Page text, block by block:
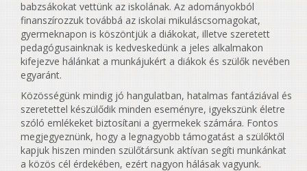
babzsákokat vettünk az iskolának. Az adományokból
finanszírozzuk továbbá az iskolai mikuláscsomagokat,
gyermeknapon is köszöntjük a diákokat, illetve szeretett
pedagógusainknak is kedveskedünk a jeles alkalmakon
kifejezve hálánkat a munkájukért a diákok és szülők nevében
egyaránt.
Közösségünk mindig jó hangulatban, hatalmas fantáziával és
szeretettel készülődik minden eseményre, igyekszünk életre
szóló emlékeket biztosítani a gyermekek számára. Fontos
megjegyeznünk, hogy a legnagyobb támogatást a szülőktől
kapjuk hiszen minden szülőtársunk aktívan segíti munkánkat
a közös cél érdekében, ezért nagyon hálásak vagyunk.